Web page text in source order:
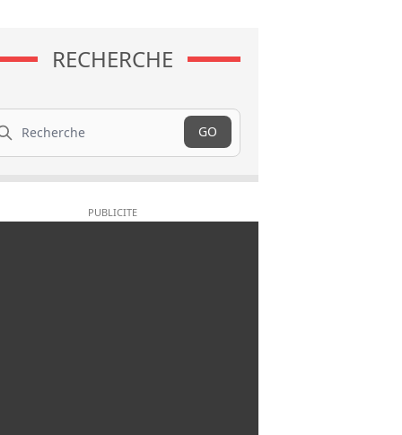
RECHERCHE
GO